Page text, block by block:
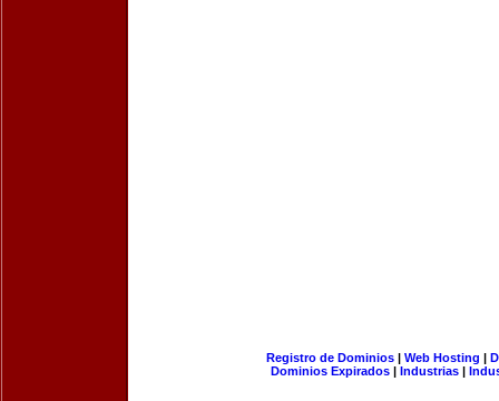
Registro de Dominios| Web Hosting |
Dominios Expirados | Industrias |